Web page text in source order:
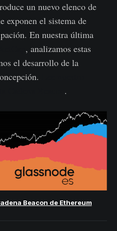
un nuevo elenco de
exponen el sistema de
En nuestra última
, analizamos estas
el desarrollo de la
.
Beacon de Ethereum